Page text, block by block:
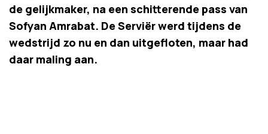
de gelijkmaker, na een schitterende pass van
Sofyan Amrabat. De Serviër werd tijdens de
wedstrijd zo nu en dan uitgefloten, maar had
daar maling aan.